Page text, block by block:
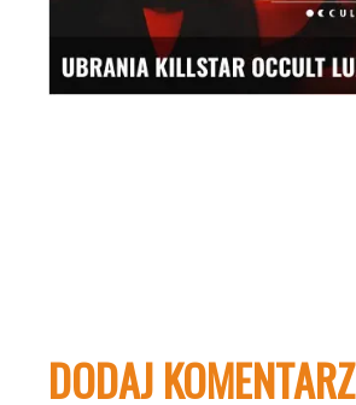
DODAJ KOMENTARZ